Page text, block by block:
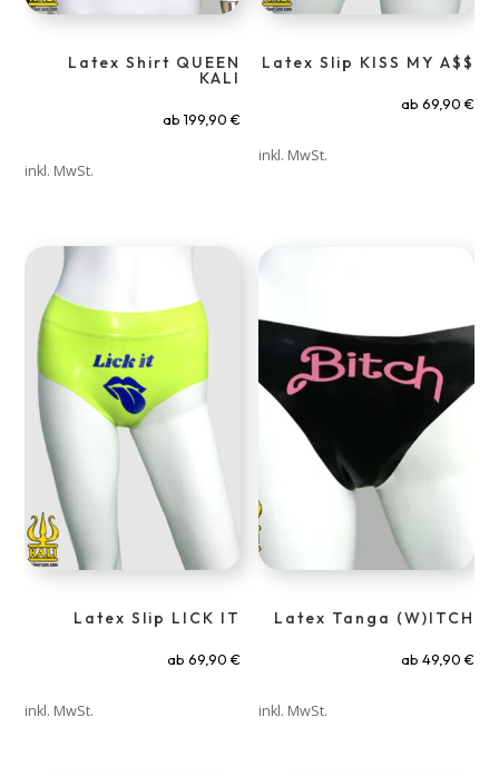
Latex Shirt QUEEN
KALI
ab 199,90 €
inkl. MwSt.
Latex Slip KISS MY A$$
ab 69,90 €
inkl. MwSt.
Latex Slip LICK IT
ab 69,90 €
inkl. MwSt.
Latex Tanga (W)ITCH
ab 49,90 €
inkl. MwSt.